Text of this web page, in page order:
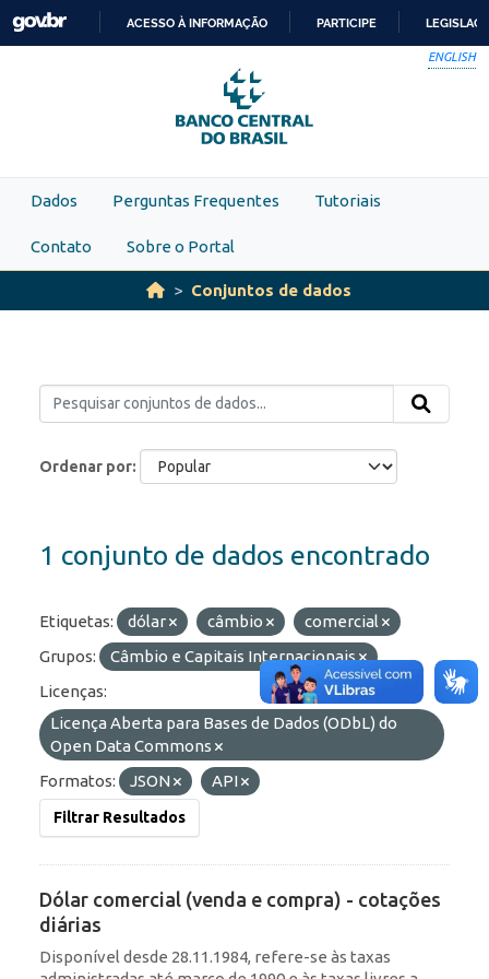
Skip to main content
PARA
O
CONTEÚDO
ACESSO À INFORMAÇÃO PARTICIPE
ENGLISH
Dados Perguntas Frequentes Tutoriais
Contato Sobre o Portal
Conjuntos de dados
Ordenar por
1 conjunto de dados encontrado
Etiquetas: dólar câmbio
comercial
Grupos:
Câmbio e Capitais Internacionais
Licenças:
Licença Aberta para Bases de Dados (ODbL) do
Open Data Commons
Formatos:
JSON API
Filtrar Resultados
Dólar comercial (venda e compra) - cotações
diárias
Disponível desde 28.11.1984, refere-se às taxas